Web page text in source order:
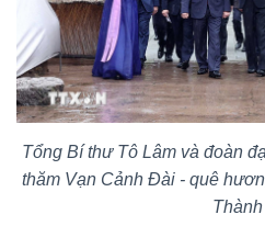
Tổng Bí thư Tô Lâm và đoàn
thăm Vạn Cảnh Đài - quê
Thành